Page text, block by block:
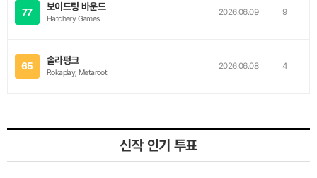
77 보이드링 바운드
Hatchery Games
2026.06.09 9
65 솔라펑크
Rokaplay, Metaroot
2026.06.08 4
신작 인기 투표